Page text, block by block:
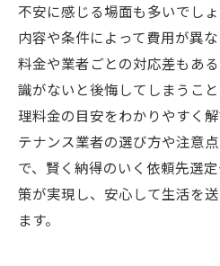
不安に感じる場面も多いでし
内容や条件によって費用が異
料金や業者ごとの対応差もあ
識がないと後悔してしまうこ
理料金の目安をわかりやすく
テナンス業者の選び方や注意
で、賢く納得のいく依頼先選
策が実現し、安心して生活を
ます。